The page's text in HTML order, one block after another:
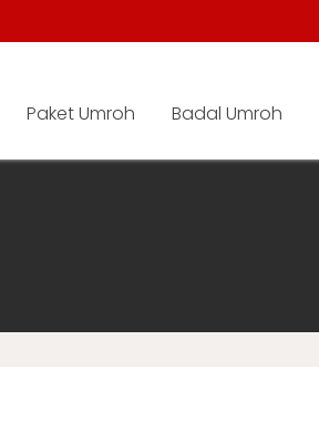
Paket Umroh Badal Umroh